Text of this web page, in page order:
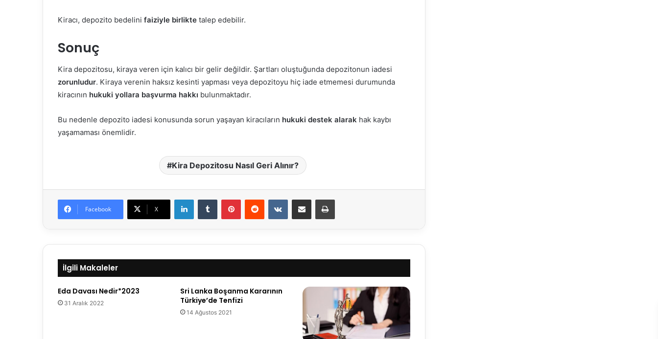
Kiracı, depozito bedelini faiziyle birlikte talep edebilir.
Sonuç
Kira depozitosu, kiraya veren için kalıcı bir gelir değildir. Şartları oluştuğunda depozitonun iadesi
zorunludur. Kiraya verenin haksız kesinti yapması veya depozitoyu hiç iade etmemesi durumunda
kiracının hukuki yollara başvurma hakkı bulunmaktadır.
Bu nedenle depozito iadesi konusunda sorun yaşayan kiracıların hukuki destek alarak hak kaybı
yaşamaması önemlidir.
Kira Depozitosu Nasıl Geri Alınır?
Facebook X
LinkedInTumblr PinterestReddit VKontakteE-Posta ile paylaş Yazdır
İlgili Makaleler
Eda Davası Nedir*2023
31 Aralık 2022
Sri Lanka Boşanma Kararının
Türkiye’de Tenfizi
14 Ağustos 2021